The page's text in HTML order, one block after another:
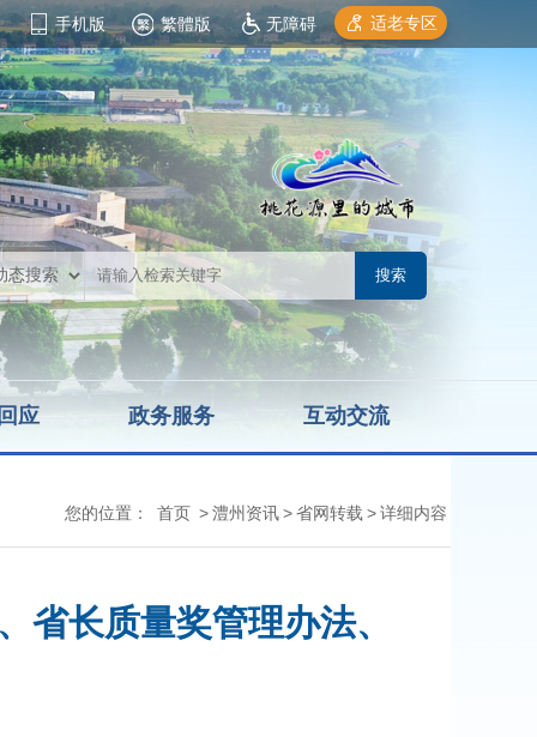
手机版 繁體版 无障碍 适老专区
应 政务服务 互动交流
您的位置： 首页 >澧州资讯>省网转载 >详细内容
省长质量奖管理办法、